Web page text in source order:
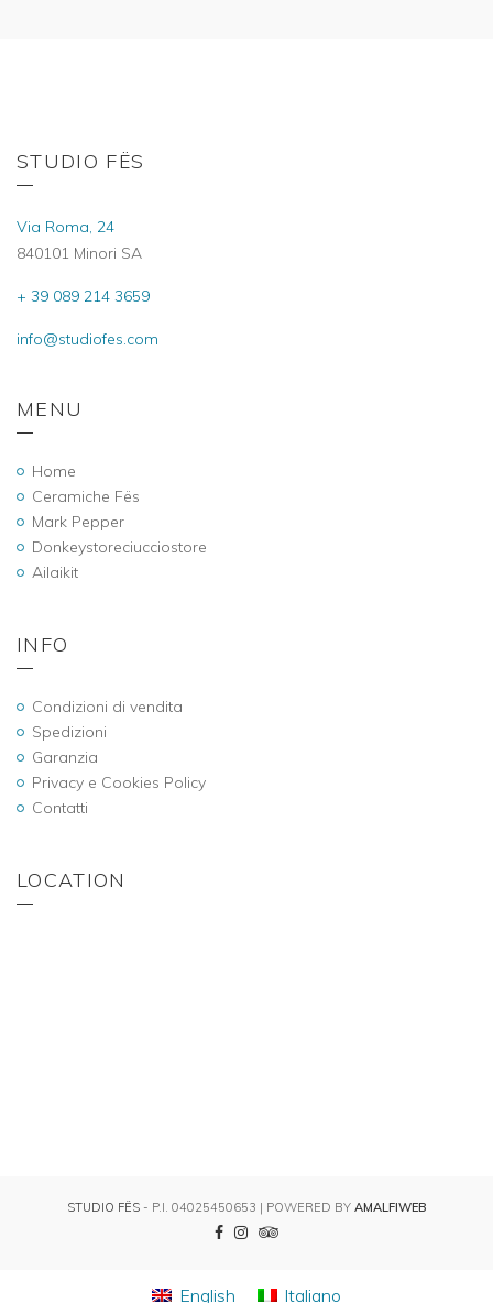
STUDIO FËS
Via Roma, 24
840101 Minori SA
+ 39 089 214 3659
info@studiofes.com
MENU
Home
Ceramiche Fës
Mark Pepper
Donkeystoreciucciostore
Ailaikit
INFO
Condizioni di vendita
Spedizioni
Garanzia
Privacy e Cookies Policy
Contatti
LOCATION
STUDIO FËS- P.I. 04025450653 | POWERED BY AMALFIWEB
English Italiano